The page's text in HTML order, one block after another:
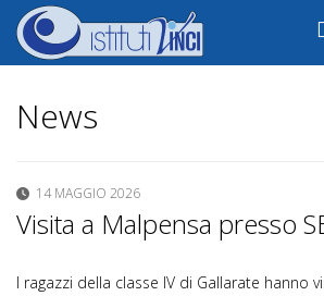
News
14 MAGGIO 2026
Visita a Malpensa presso
I ragazzi della classe IV di Gallarate hanno